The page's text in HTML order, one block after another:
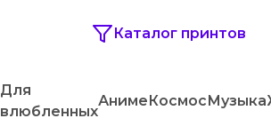
Каталог принтов
Для
влюбленных
АнимеКосмосМузыка